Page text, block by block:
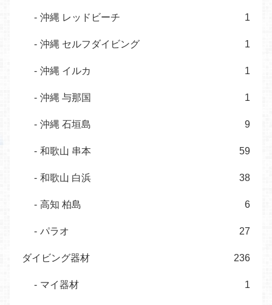
沖縄 レッドビーチ 1
沖縄 セルフダイビング 1
沖縄 イルカ 1
沖縄 与那国 1
沖縄 石垣島 9
和歌山 串本 59
和歌山 白浜 38
高知 柏島 6
パラオ 27
ダイビング器材 236
マイ器材 1